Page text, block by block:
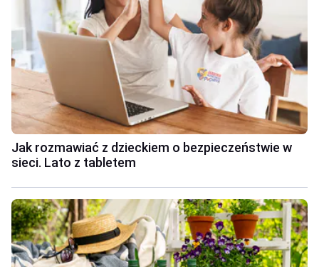
Jak rozmawiać z dzieckiem o bezpieczeństwie w
sieci. Lato z tabletem